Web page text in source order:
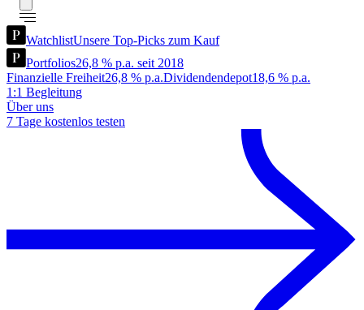
WatchlistUnsere Top-Picks zum Kauf
Portfolios26,8 % p.a. seit 2018
Finanzielle Freiheit26,8 % p.a.Dividendendepot18,6 % p.a.
1:1 Begleitung
Über uns
7 Tage kostenlos testen